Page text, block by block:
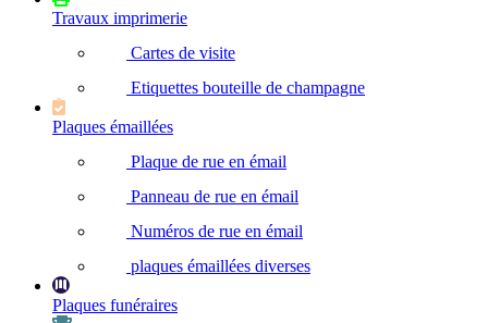
Travaux imprimerie
Cartes de visite
Etiquettes bouteille de champagne
Plaques émaillées
Plaque de rue en émail
Panneau de rue en émail
Numéros de rue en émail
plaques émaillées diverses
Plaques funéraires